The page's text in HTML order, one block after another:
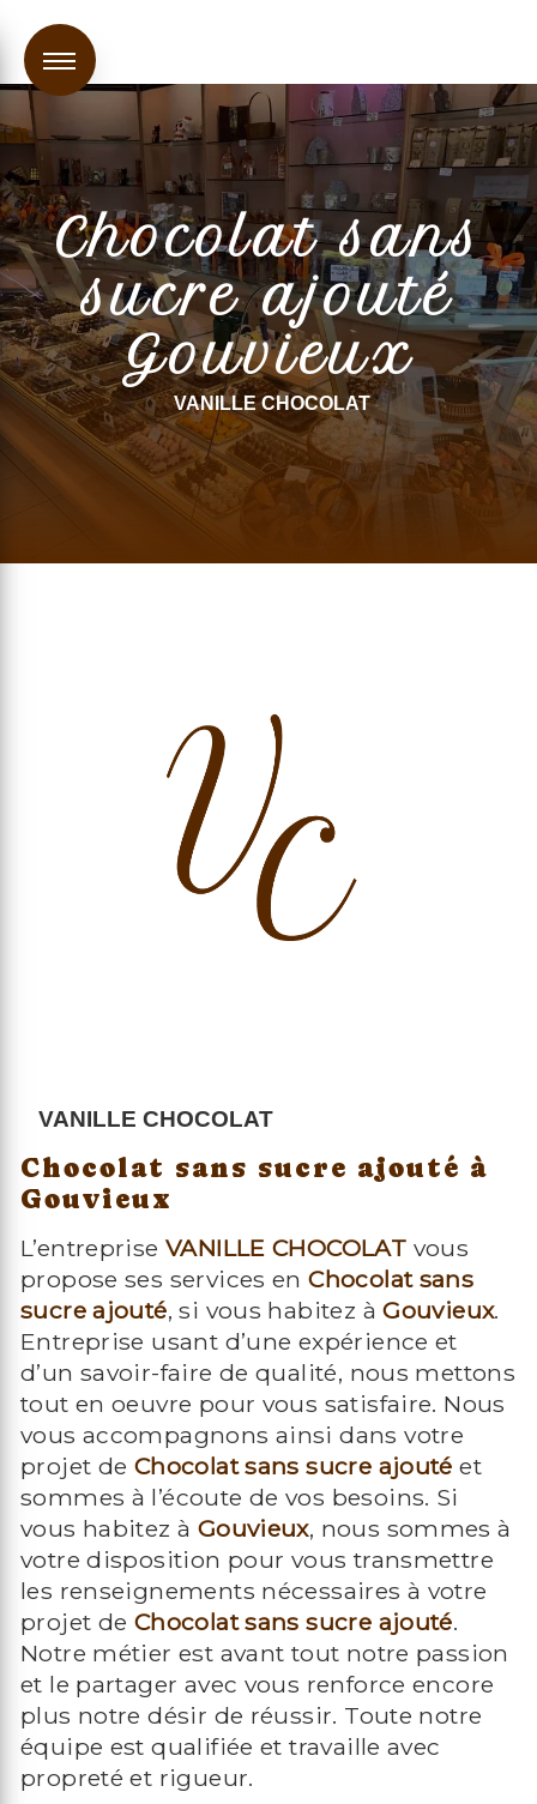
Chocolat sans
sucre ajouté
Gouvieux
VANILLE CHOCOLAT
VANILLE CHOCOLAT
Chocolat sans sucre ajouté à
Gouvieux
L’entreprise VANILLE CHOCOLAT vous
propose ses services enChocolat sans
sucre ajouté, si vous habitez àGouvieux.
Entreprise usant d’une expérience et
d’un savoir-faire de qualité, nous mettons
tout en oeuvre pour vous satisfaire. Nous
vous accompagnons ainsi dans votre
projet de Chocolat sans sucre ajouté et
sommes à l’écoute de vos besoins. Si
vous habitez à Gouvieux, nous sommes à
votre disposition pour vous transmettre
les renseignements nécessaires à votre
projet de Chocolat sans sucre ajouté.
Notre métier est avant tout notre passion
et le partager avec vous renforce encore
plus notre désir de réussir. Toute notre
équipe est qualifiée et travaille avec
propreté et rigueur.